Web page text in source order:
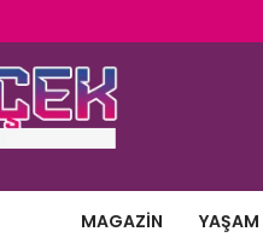
MAGAZIN YAŞAM